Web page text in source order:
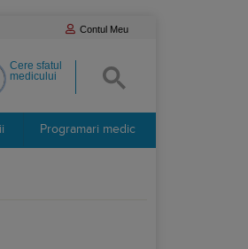
Contul Meu
Cere sfatul
medicului
Programari medic